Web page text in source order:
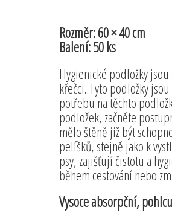
Rozměr: 60 × 40 cm
Balení: 50 ks
Hygienické podložky
křečci. Tyto podložky
potřebu na těchto
podložek, začněte
mělo štěně již být
pelíšků, stejně jako k
psy, zajišťují čistotu a
během cestování nebo
Vysoce absorpční,